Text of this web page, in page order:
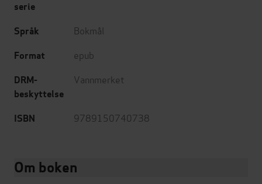
serie
Språk Bokmål
Format epub
DRM-
beskyttelse
Vannmerket
ISBN 9789150740738
Om boken